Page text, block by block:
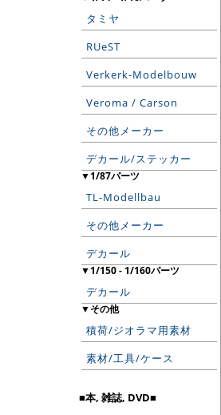
タミヤ
RUeST
Verkerk-Modelbouw
Veroma / Carson
その他メーカー
デカール/ステッカー
▼1/87パーツ
TL-Modellbau
その他メーカー
デカール
▼1/150 - 1/160パーツ
デカール
▼その他
積荷/ジオラマ用素材
素材/工具/ケース
■本, 雑誌, DVD■